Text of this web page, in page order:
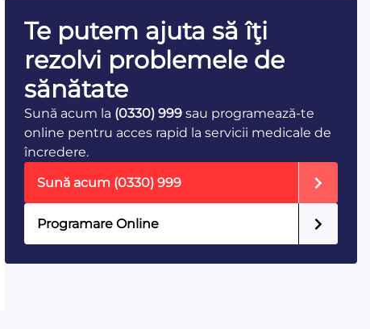
Te putem ajuta să îţi
rezolvi problemele de
sănătate
Sună acum la (0330) 999sau programează-te
online pentru acces rapid la servicii medicale de
încredere.
Sună acum (0330) 999
Programare Online